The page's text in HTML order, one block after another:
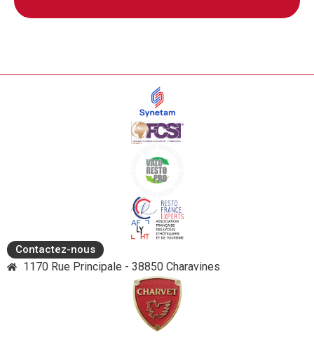
Contactez-nous
1170 Rue Principale - 38850 Charavines